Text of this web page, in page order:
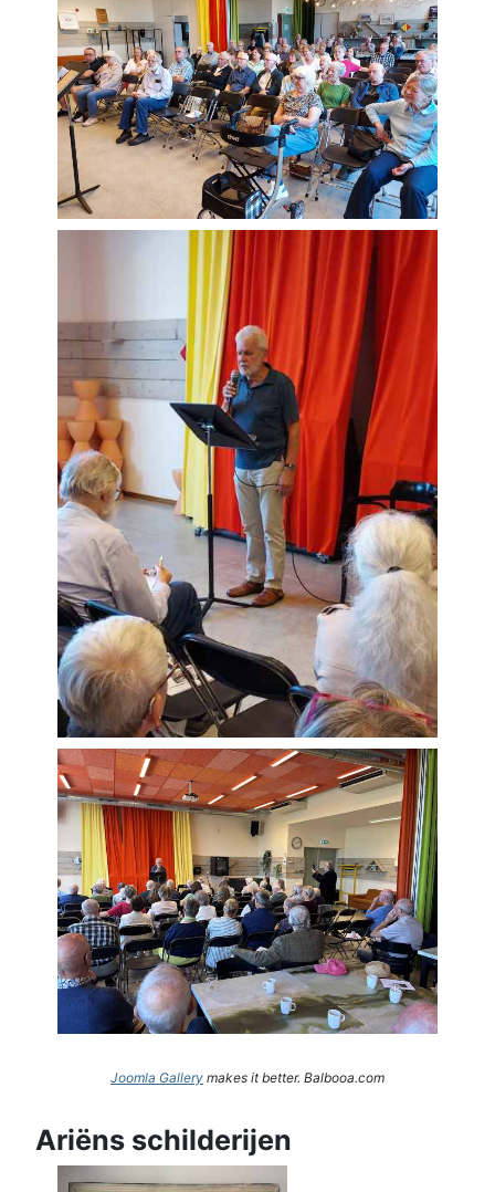
Joomla Gallery makes it better. Balbooa.com
Ariëns schilderijen